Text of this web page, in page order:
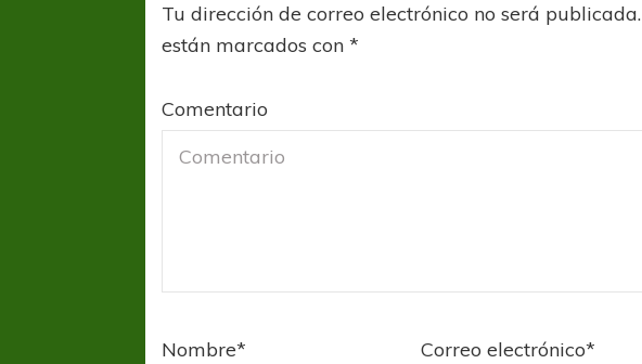
Tu dirección de correo electrónico no será publicada.
están marcados con*
Comentario
Nombre* Correo electrónico*
COPA SUDAMERICANA TIGRE
A pesar de la derrota Tigre avanzó a